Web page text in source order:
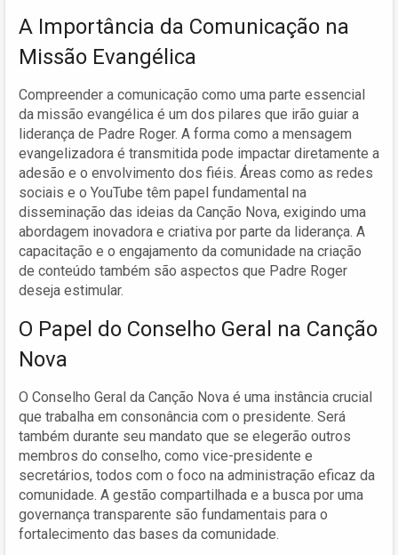
A Importância da Comunicação na
Missão Evangélica
Compreender a comunicação como uma parte essencial
da missão evangélica é um dos pilares que irão guiar a
liderança de Padre Roger. A forma como a mensagem
evangelizadora é transmitida pode impactar diretamente a
adesão e o envolvimento dos fiéis. Áreas como as redes
sociais e o YouTube têm papel fundamental na
disseminação das ideias da Canção Nova, exigindo uma
abordagem inovadora e criativa por parte da liderança. A
capacitação e o engajamento da comunidade na criação
de conteúdo também são aspectos que Padre Roger
deseja estimular.
O Papel do Conselho Geral na Canção
Nova
O Conselho Geral da Canção Nova é uma instância crucial
que trabalha em consonância com o presidente. Será
também durante seu mandato que se elegerão outros
membros do conselho, como vice-presidente e
secretários, todos com o foco na administração eficaz da
comunidade. A gestão compartilhada e a busca por uma
governança transparente são fundamentais para o
fortalecimento das bases da comunidade.